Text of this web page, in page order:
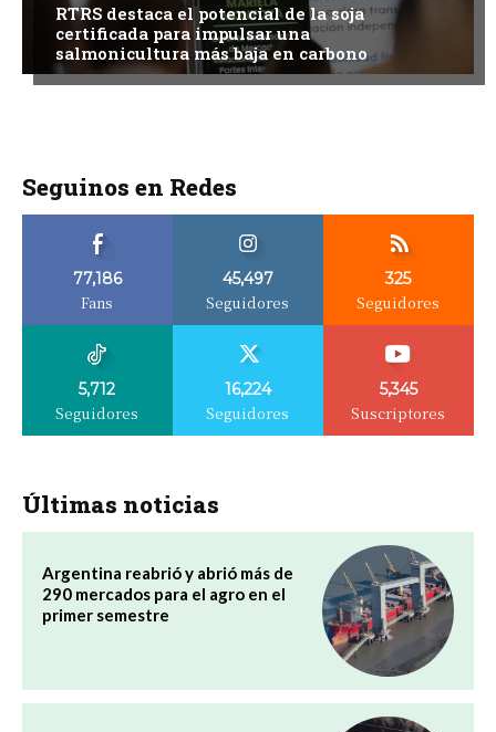
RTRS destaca el potencial de la soja
certificada para impulsar una
salmonicultura más baja en carbono
Seguinos en Redes
77,186
Fans
45,497
Seguidores
325
Seguidores
5,712
Seguidores
16,224
Seguidores
5,345
Suscriptores
Últimas noticias
Argentina reabrió y abrió más de
290 mercados para el agro en el
primer semestre